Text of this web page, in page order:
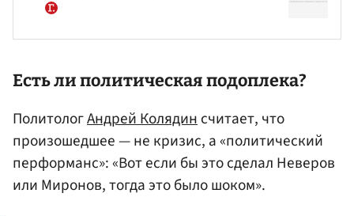
Есть ли политическая подоплека?
ПолитологАндрей Колядинсчитает, что
произошедшее — не кризис, а «политический
перформанс»: «Вот если бы это сделал Неверов
или Миронов, тогда это было шоком».